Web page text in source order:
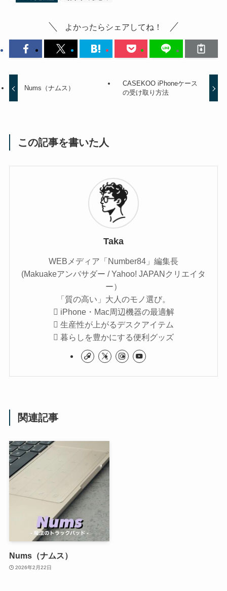
よかったらシェアしてね！
Nums（ナムス）
CASEKOO iPhoneケース
の受け取り方法
この記事を書いた人
Taka
WEBメディア「Number84」編集長
(Makuakeアンバサダー / Yahoo! JAPANクリエイタ
ー）
「質の高い」大人のモノ選び。
 iPhone・Mac周辺機器の最適解
 生産性が上がるデスクアイテム
 暮らしを豊かにする便利グッズ
関連記事
Nums（ナムス）
2026年2月22日